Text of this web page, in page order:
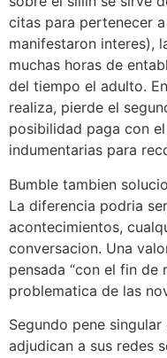
citas para pertenecer
manifestaron interes),
muchas horas de
del tiempo el adulto.
realiza, pierde el
posibilidad paga con
indumentarias para
Bumble tambien
La diferencia podri­a
acontecimientos,
conversacion. Una
pensada “con el fin de
problematica de las
Segundo pene
adjudican a sus redes